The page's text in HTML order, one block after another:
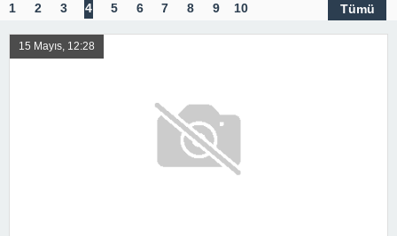
1 2 3 4 5 6 7 8 9 10 Tümü
15 Mayıs, 12:28